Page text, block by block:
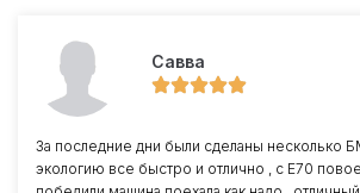
Савва
За последние дни были сделаны несколько
экологию все быстро и отлично , с Е70